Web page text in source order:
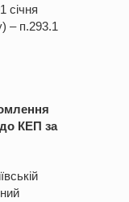
січня
– п.293.1
КЕП за